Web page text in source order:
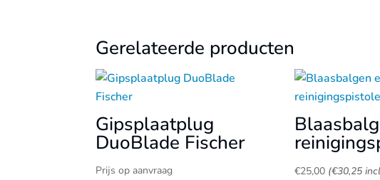
Gerelateerde producten
Gipsplaatplug
DuoBlade Fischer
Prijs op aanvraag €25,00 (€30,25